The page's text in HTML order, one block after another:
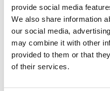
provide social media
We also share information
our social media,
may combine it with other
provided to them or that
of their services.